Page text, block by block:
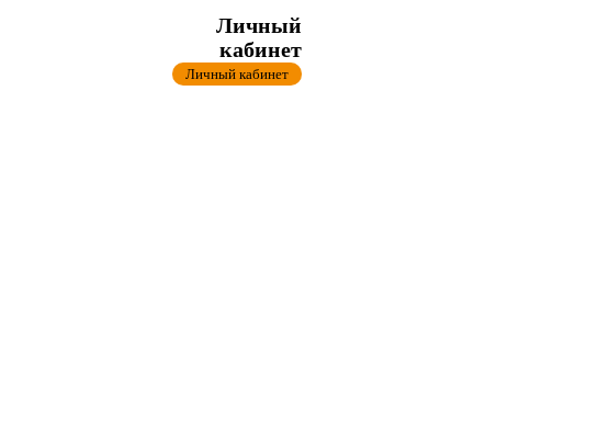
Личный
кабинет
Личный кабинет